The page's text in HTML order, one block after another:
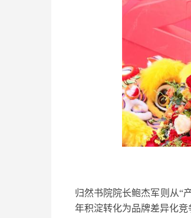
归然书院院长鲍杰军则从“
年积淀转化为品牌差异化竞